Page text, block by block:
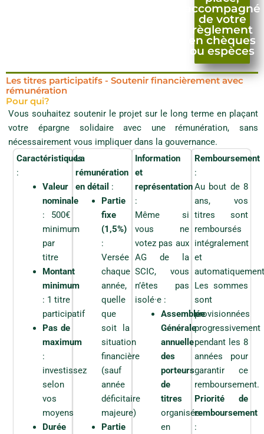
accompagné
de votre
règlement
en chèques
ou espèces
Les titres participatifs - Soutenir financièrement avec
rémunération
Pour qui?
Vous souhaitez soutenir le projet sur le long terme en plaçant
votre épargne solidaire avec une rémunération, sans
nécessairement vous impliquer dans la gouvernance.
Caractéristiques
:
Valeur
nominale
: 500€
minimum
par
titre
Montant
minimum
: 1 titre
participatif
Pas de
maximum
:
investissez
selon
vos
moyens
Durée
La
rémunération
en détail :
Partie
fixe
(1,5%)
:
Versée
chaque
année,
quelle
que
soit la
situation
financière
(sauf
année
déficitaire
majeure)
Partie
Information
et
représentation
:
Même si
vous ne
votez pas aux
AG de la
SCIC, vous
n’êtes pas
isolé·e :
Assemblée
Générale
annuelle
des
porteurs
de
titres
organisée
en
Remboursement
:
Au bout de 8
ans, vos
titres sont
remboursés
intégralement
et
Les sommes
sont
provisionnées
progressivement
pendant les 8
années pour
garantir ce
remboursement.
Priorité de
remboursement
:
espèces (pour les montants inférieurs à 1000 €)
Autre (préciser)
m
o
t
a
t
Engagements et acceptations
Consulter les statuts de la SCIC
J'ai pris connaissance des statuts de la SCIC La
Pépiterre
J'accepte le règlement intérieur (si applicable)
Je reconnais avoir été informé(e) que : La
responsabilité des associé(e)s est limitée au montant
de leurs apports. Les parts sociales ne sont pas
librement cessibles et leur remboursement est soumis
aux conditions statutaires. Le délai de remboursement
peut aller jusqu'à 5 ans. L'admission définitive est